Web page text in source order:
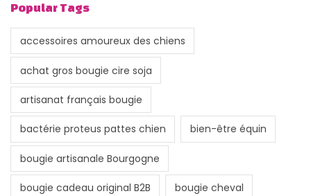
Popular Tags
accessoires amoureux des chiens
achat gros bougie cire soja
artisanat français bougie
bactérie proteus pattes chien bien-être équin
bougie artisanale Bourgogne
bougie cadeau original B2B bougie cheval